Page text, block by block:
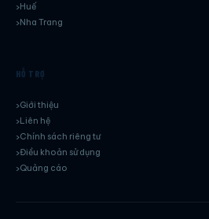
Huế
Nha Trang
HỖ TRỢ
Giới thiệu
Liên hệ
Chính sách riêng tư
Điều khoản sử dụng
Quảng cáo